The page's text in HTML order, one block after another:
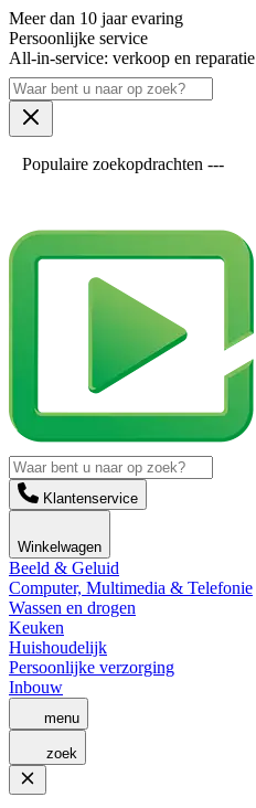
Meer dan 10 jaar evaring
Persoonlijke service
All-in-service: verkoop en reparatie
Populaire zoekopdrachten ---
Klantenservice
Winkelwagen
Beeld & Geluid
Computer, Multimedia & Telefonie
Wassen en drogen
Keuken
Huishoudelijk
Persoonlijke verzorging
Inbouw
menu
zoek